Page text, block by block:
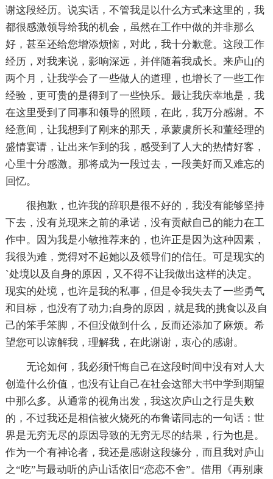
谢这段经历。说实话，不管我是以什么方式来这里的，我
都很感激领导给我的机会，虽然在工作中做的并非那么
好，甚至还给您增添烦恼，对此，我十分歉意。这段工作
经历，对我来说，影响深远，并伴随着我成长。来庐山的
两个月，让我学会了一些做人的道理，也增长了一些工作
经验，更可贵的是得到了一些快乐。最让我庆幸地是，我
在这里受到了同事和领导的照顾，在此，我万分感谢。不
经意间，让我想到了刚来的那天，承蒙虞所长和董经理的
盛情宴请，让出来乍到的我，感受到了人大的热情好客，
心里十分感激。那将成为一段过去，一段美好而又难忘的
回忆。
很抱歉，也许我的辞职是很不好的，我没有能够坚持
下去，没有兑现来之前的承诺，没有贡献自己的能力在工
作中。因为我是小敏推荐来的，也许正是因为这种因素，
我很为难，觉得对不起她以及领导们的信任。可是现实的
`处境以及自身的原因，又不得不让我做出这样的决定。
现实的处境，也许是我的私事，但是令我失去了一些勇气
和目标，也没有了动力;自身的原因，就是我的挑食以及自
己的笨手笨脚，不但没做到什么，反而还添加了麻烦。希
望您可以谅解我，理解我，在此谢谢，衷心的感谢。
无论如何，我必须忏悔自己在这段时间中没有对人大
创造什么价值，也没有让自己在社会这部大书中学到期望
中那么多。从通常的视角出发，我这次庐山之行是失败
的，不过我还是相信被火烧死的布鲁诺同志的一句话：世
界是无穷无尽的原因导致的无穷无尽的结果，行为也是。
作为一个有神论者，我还是感谢这段缘分，而且我对庐山
之“吃”与最动听的庐山话依旧“恋恋不舍”。借用《再别康